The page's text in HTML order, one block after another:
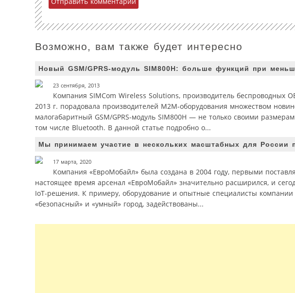
Возможно, вам также будет интересно
Новый GSM/GPRS-модуль SIM800H: больше функций при
23 сентября, 2013
Компания SIMCom Wireless Solutions, производитель беспроводных
2013 г. порадовала производителей М2М-оборудования множеством
малогабаритный GSM/GPRS-модуль SIM800H — не только своими
том числе Bluetooth. В данной статье подробно о...
Мы принимаем участие в нескольких масштабных для России
17 марта, 2020
Компания «ЕвроМобайл» была создана в 2004 году, первыми
настоящее время арсенал «ЕвроМобайл» значительно расширился, и
IoT-решения. К примеру, оборудование и опытные специалисты
«безопасный» и «умный» город, задействованы...